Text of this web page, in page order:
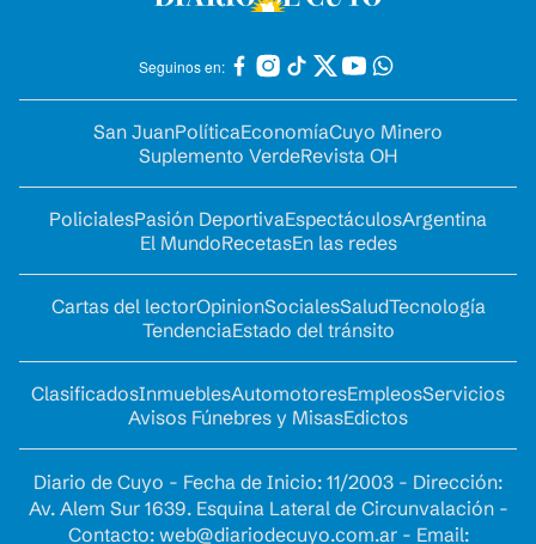
Seguinos en:
San JuanPolíticaEconomíaCuyo Minero
Suplemento VerdeRevista OH
PolicialesPasión DeportivaEspectáculosArgentina
El MundoRecetasEn las redes
Cartas del lectorOpinionSocialesSaludTecnología
TendenciaEstado del tránsito
ClasificadosInmueblesAutomotoresEmpleosServicios
Avisos Fúnebres y MisasEdictos
Diario de Cuyo - Fecha de Inicio: 11/2003 - Dirección:
Av. Alem Sur 1639. Esquina Lateral de Circunvalación -
Contacto: web@diariodecuyo.com.ar- Email: